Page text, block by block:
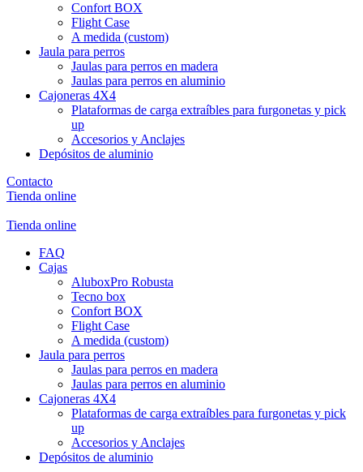
Confort BOX
Flight Case
A medida (custom)
Jaula para perros
Jaulas para perros en madera
Jaulas para perros en aluminio
Cajoneras 4X4
Plataformas de carga extraíbles para furgonetas y pick
up
Accesorios y Anclajes
Depósitos de aluminio
Contacto
Tienda online
Tienda online
FAQ
Cajas
AluboxPro Robusta
Tecno box
Confort BOX
Flight Case
A medida (custom)
Jaula para perros
Jaulas para perros en madera
Jaulas para perros en aluminio
Cajoneras 4X4
Plataformas de carga extraíbles para furgonetas y pick
up
Accesorios y Anclajes
Depósitos de aluminio